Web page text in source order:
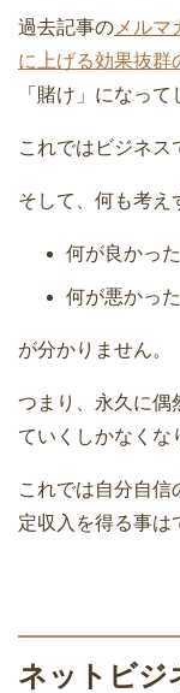
過去記事の メル
に上げる効果抜群
「賭け」になって
これではビジネス
そして、何も考え
何が良かっ
何が悪かっ
が分かりません。
つまり、永久に偶
ていくしかなくな
これでは自分自信
定収入を得る事は
ネットビジ